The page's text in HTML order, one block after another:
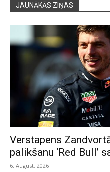
JAUNĀKĀS ZIŅAS
Verstapens
palikšanu ‘Red Bull’
6. August, 2026